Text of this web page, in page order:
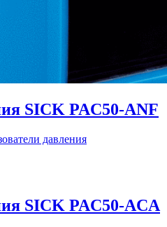
SICK PAC50-ANF
давления
SICK PAC50-ACA